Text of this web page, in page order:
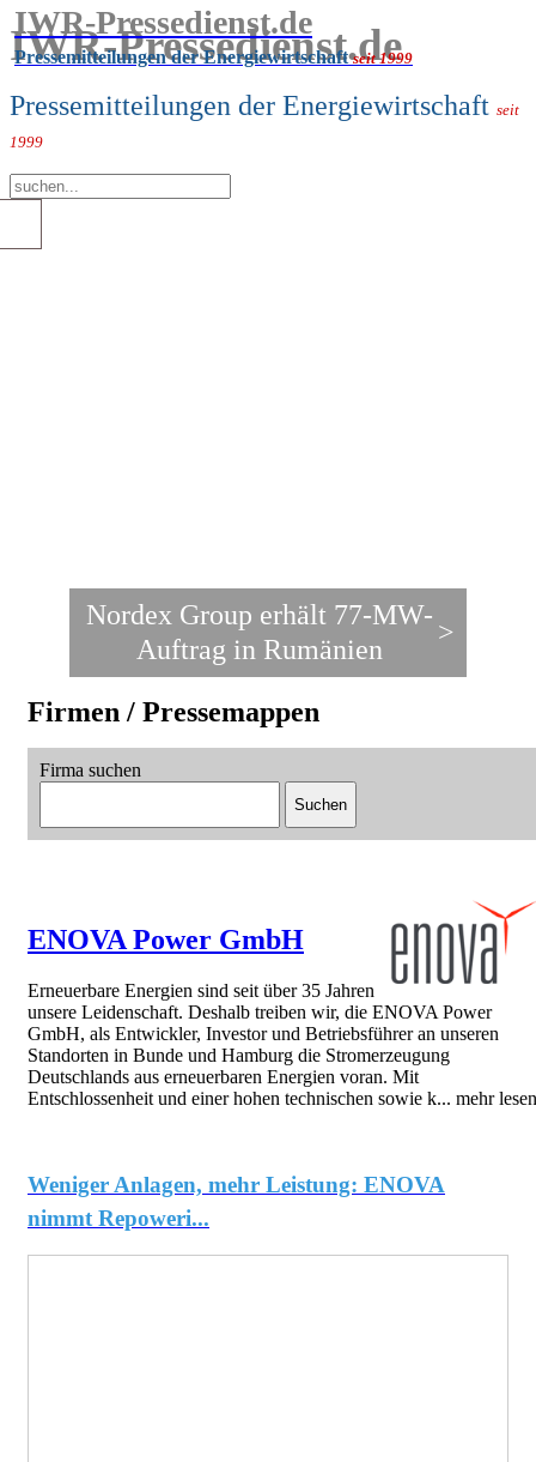
IWR-Pressedienst.de
Pressemitteilungen der Energiewirtschaft seit
1999
IWR-Pressedienst.de
Pressemitteilungen der Energiewirtschaftseit 1999
Group erhält 77-MW-
in Rumänien
>
Group erhält
in der Türkei
525 MW
>
Firmen / Pressemappen
Firma suchen
Suchen
ENOVA Power GmbH
Erneuerbare Energien sind seit über 35 Jahren
unsere Leidenschaft. Deshalb treiben wir, die ENOVA Power
GmbH, als Entwickler, Investor und Betriebsführer an unseren
Standorten in Bunde und Hamburg die Stromerzeugung
Deutschlands aus erneuerbaren Energien voran. Mit
Entschlossenheit und einer hohen technischen sowie k... mehr lesen
Weniger Anlagen, mehr Leistung: ENOVA
nimmt Repoweri...